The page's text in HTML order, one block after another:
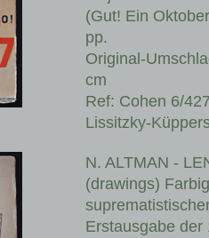
(Gut! Ein
pp.
Original-
cm
Ref: Cohen 6/
Lissitzky-
N. ALTMAN -
(drawings)
Erstausgabe der